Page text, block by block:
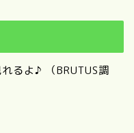
るよ♪ （BRUTUS調